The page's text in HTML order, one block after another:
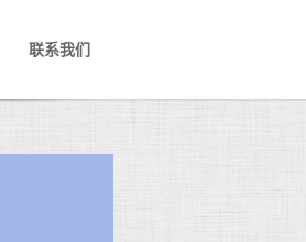
联系我们